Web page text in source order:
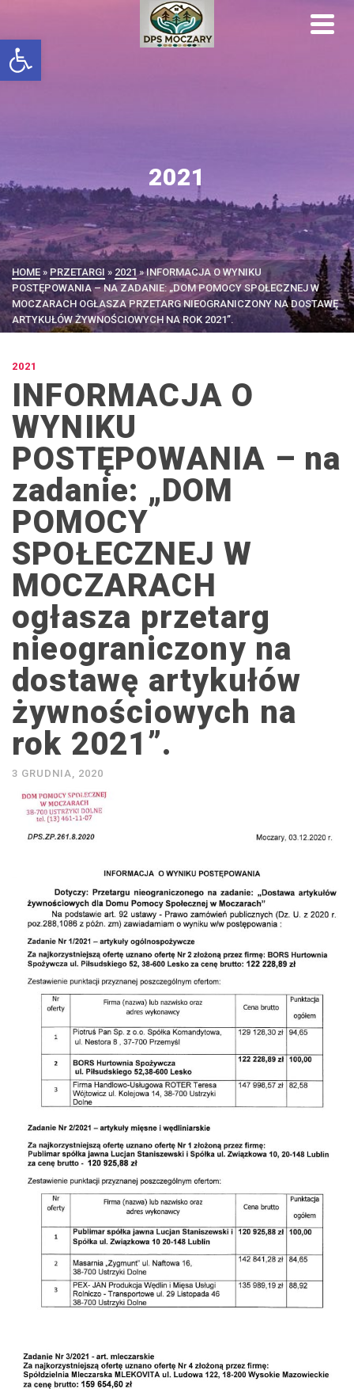
Otwórz pasek narzędzi
2021
HOME » PRZETARGI » 2021 » INFORMACJA O WYNIKU
POSTĘPOWANIA – NA ZADANIE: „DOM POMOCY SPOŁECZNEJ W
MOCZARACH OGŁASZA PRZETARG NIEOGRANICZONY NA DOSTAWĘ
ARTYKUŁÓW ŻYWNOŚCIOWYCH NA ROK 2021”.
2021
INFORMACJA O
WYNIKU
POSTĘPOWANIA – na
zadanie: „DOM
POMOCY
SPOŁECZNEJ W
MOCZARACH
ogłasza przetarg
nieograniczony na
dostawę artykułów
żywnościowych na
rok 2021”.
3 GRUDNIA, 2020